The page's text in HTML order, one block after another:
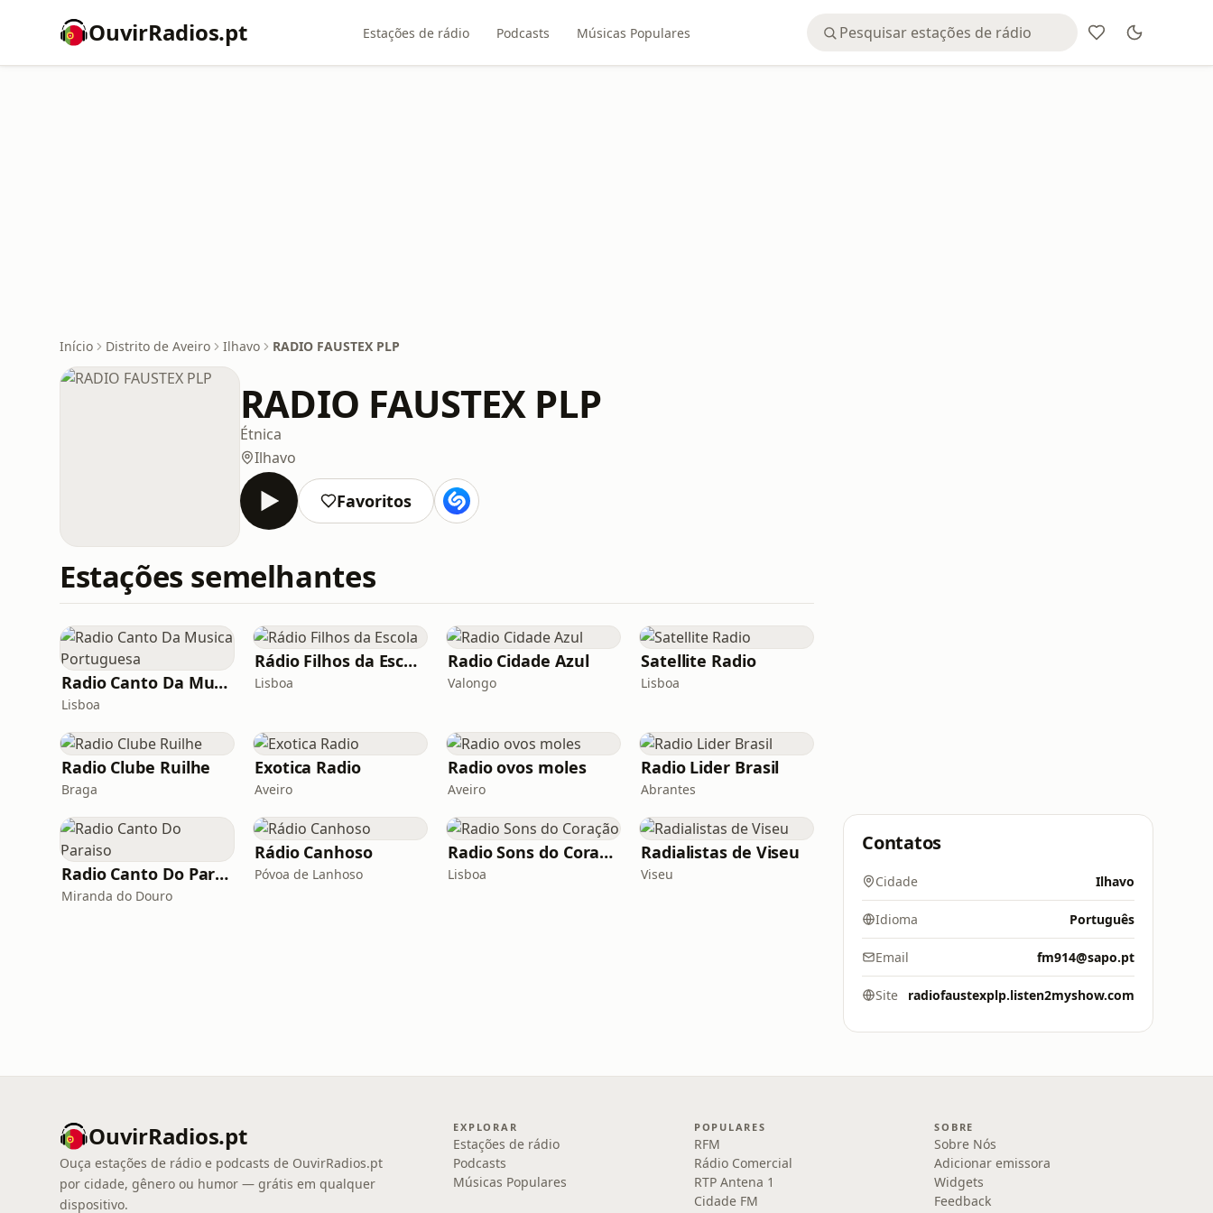
OuvirRadios.pt Estações de rádio Podcasts Músicas Populares
Início Distrito de Aveiro Ilhavo RADIO FAUSTEX PLP
RADIO FAUSTEX PLP
Étnica
Ilhavo
Favoritos
Estações semelhantes
Radio Canto Da Musica Portuguesa
Lisboa
Rádio Filhos da Escola
Lisboa
Radio Cidade Azul
Valongo
Satellite Radio
Lisboa
Radio Clube Ruilhe
Braga
Exotica Radio
Aveiro
Radio ovos moles
Aveiro
Radio Lider Brasil
Abrantes
Radio Canto Do Paraiso
Miranda do Douro
Rádio Canhoso
Póvoa de Lanhoso
Radio Sons do Coração
Lisboa
Radialistas de Viseu
Viseu
Contatos
Cidade Ilhavo
Idioma Português
Email fm914@sapo.pt
Site radiofaustexplp.listen2myshow.com
OuvirRadios.pt
Ouça estações de rádio e podcasts de OuvirRadios.pt
por cidade, gênero ou humor — grátis em qualquer
dispositivo.
EXPLORAR
Estações de rádio
Podcasts
Músicas Populares
POPULARES
RFM
Rádio Comercial
RTP Antena 1
Cidade FM
SOBRE
Sobre Nós
Adicionar emissora
Widgets
Feedback